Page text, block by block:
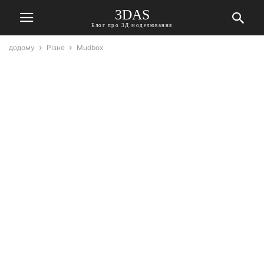
3DAS
Блог про 3Д моделювання
додому Різне Mudbox